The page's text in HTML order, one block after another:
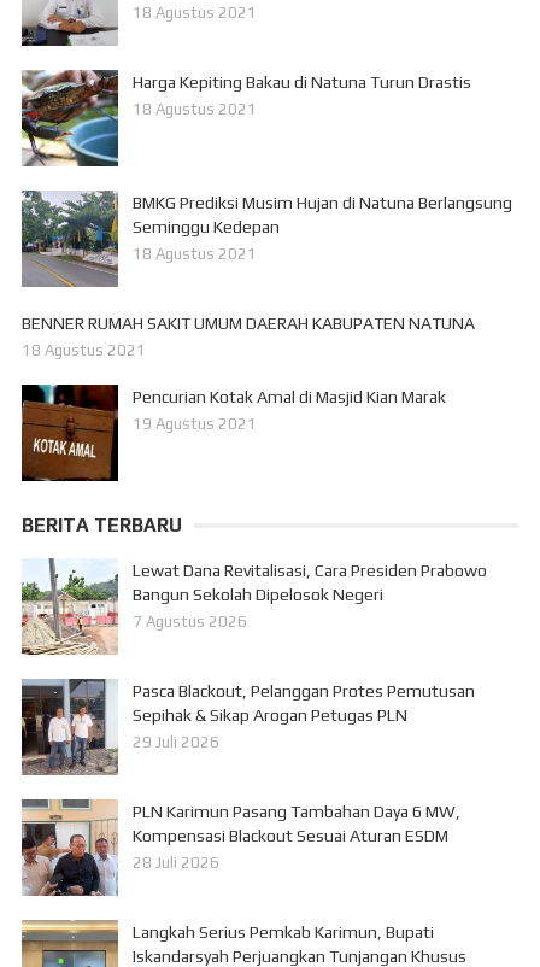
18 Agustus 2021
Harga Kepiting Bakau di Natuna Turun Drastis
18 Agustus 2021
BMKG Prediksi Musim Hujan di Natuna Berlangsung
Seminggu Kedepan
18 Agustus 2021
BENNER RUMAH SAKIT UMUM DAERAH KABUPATEN NATUNA
18 Agustus 2021
Pencurian Kotak Amal di Masjid Kian Marak
19 Agustus 2021
BERITA TERBARU
Lewat Dana Revitalisasi, Cara Presiden Prabowo
Bangun Sekolah Dipelosok Negeri
7 Agustus 2026
Pasca Blackout, Pelanggan Protes Pemutusan
Sepihak & Sikap Arogan Petugas PLN
29 Juli 2026
PLN Karimun Pasang Tambahan Daya 6 MW,
Kompensasi Blackout Sesuai Aturan ESDM
28 Juli 2026
Langkah Serius Pemkab Karimun, Bupati
Iskandarsyah Perjuangkan Tunjangan Khusus